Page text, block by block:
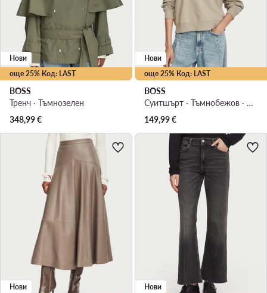
още 25% Код: LAST
Нови
BOSS
Тренч · Тъмнозелен
348,99€
още 25% Код: LAST
Нови
BOSS
Суитшърт · Тъмнобежов · Oversize
149,99€
Нови Нови